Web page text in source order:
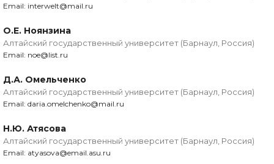
Email: interwelt@mail.ru
О.Е. Ноянзина
Алтайский государственный университет (Барнаул, Россия)
Email: noe@list.ru
Д.А. Омельченко
Алтайский государственный университет (Барнаул, Россия)
Email: daria.omelchenko@mail.ru
Н.Ю. Атясова
Алтайский государственный университет (Барнаул, Россия)
Email: atyasova@email.asu.ru